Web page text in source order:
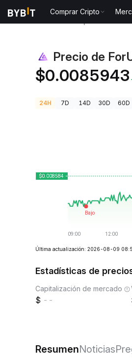
Comprar Cripto
Precio de
$0.0085943
24H 7D 14D 30D 60D
Última actualización: 2026-08-09
Estadísticas de
Capitalización de mercado
--
ResumenNoticias